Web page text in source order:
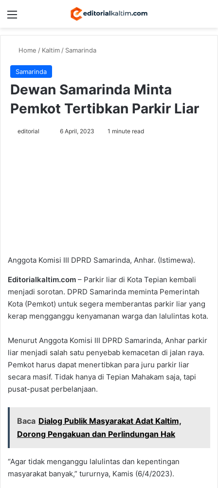
Menu
Home / Kaltim/ Samarinda
Samarinda
Dewan Samarinda Minta
Pemkot Tertibkan Parkir Liar
editorial
Send6 April, 2023 1 minute read
Anggota Komisi III DPRD Samarinda, Anhar. (Istimewa).
Editorialkaltim.com – Parkir liar di Kota Tepian kembali
menjadi sorotan. DPRD Samarinda meminta Pemerintah
Kota (Pemkot) untuk segera memberantas parkir liar yang
kerap mengganggu kenyamanan warga dan lalulintas kota.
Menurut Anggota Komisi III DPRD Samarinda, Anhar parkir
liar menjadi salah satu penyebab kemacetan di jalan raya.
Pemkot harus dapat menertibkan para juru parkir liar
secara masif. Tidak hanya di Tepian Mahakam saja, tapi
pusat-pusat perbelanjaan.
Baca Dialog Publik Masyarakat Adat Kaltim,
Dorong Pengakuan dan Perlindungan Hak
“Agar tidak menganggu lalulintas dan kepentingan
masyarakat banyak,” tururnya, Kamis (6/4/2023).